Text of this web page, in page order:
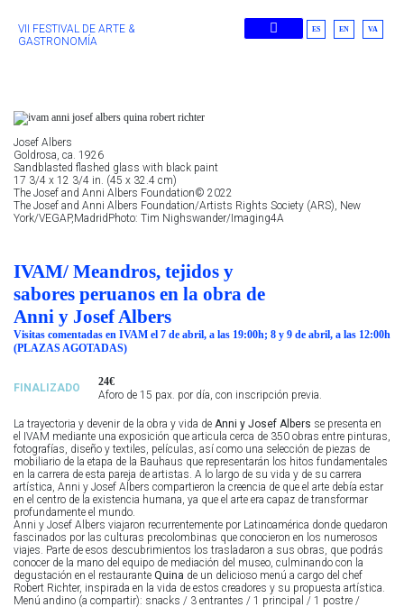
VII FESTIVAL DE ARTE &
GASTRONOMÍA
ES EN VA
Josef Albers
Goldrosa, ca. 1926
Sandblasted flashed glass with black paint
17 3/4 x 12 3/4 in. (45 x 32.4 cm)
The Josef and Anni Albers Foundation© 2022
The Josef and Anni Albers Foundation/Artists Rights Society (ARS), New
York/VEGAP,MadridPhoto: Tim Nighswander/Imaging4A
IVAM/ Meandros, tejidos y
sabores peruanos en la obra de
Anni y Josef Albers
Visitas comentadas en IVAM el 7 de abril, a las 19:00h; 8 y 9 de abril, a las 12:00h
(PLAZAS AGOTADAS)
FINALIZADO
24€
Aforo de 15 pax. por día, con inscripción previa.
La trayectoria y devenir de la obra y vida de Anni y Josef Albers se presenta en
el IVAM mediante una exposición que articula cerca de 350 obras entre pinturas,
fotografías, diseño y textiles, películas, así como una selección de piezas de
mobiliario de la etapa de la Bauhaus que representarán los hitos fundamentales
en la carrera de esta pareja de artistas. A lo largo de su vida y de su carrera
artística, Anni y Josef Albers compartieron la creencia de que el arte debía estar
en el centro de la existencia humana, ya que el arte era capaz de transformar
profundamente el mundo.
Anni y Josef Albers viajaron recurrentemente por Latinoamérica donde quedaron
fascinados por las culturas precolombinas que conocieron en los numerosos
viajes. Parte de esos descubrimientos los trasladaron a sus obras, que podrás
conocer de la mano del equipo de mediación del museo, culminando con la
degustación en el restaurante Quina de un delicioso menú a cargo del chef
Robert Richter, inspirada en la vida de estos creadores y su propuesta artística.
Menú andino (a compartir): snacks / 3 entrantes / 1 principal / 1 postre /